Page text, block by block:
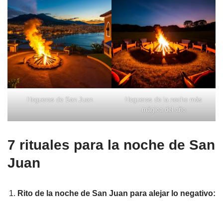
Hogueras de San Juan
Hogueras de la noche más
mágica del año
7 rituales para la noche de San
Juan
Rito de la noche de San Juan para alejar lo negativo: